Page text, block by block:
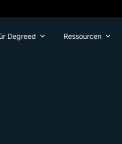
Degreed Ressourcen